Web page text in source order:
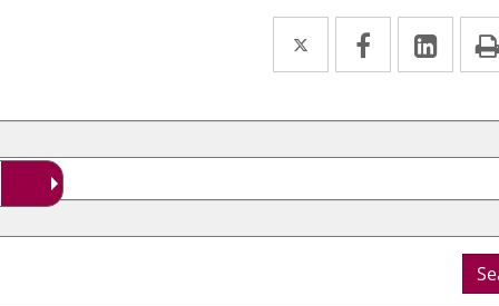
Twitter
Enlace
a
una
aplicación
Facebook
Enlace
a
una
aplicación
a
una